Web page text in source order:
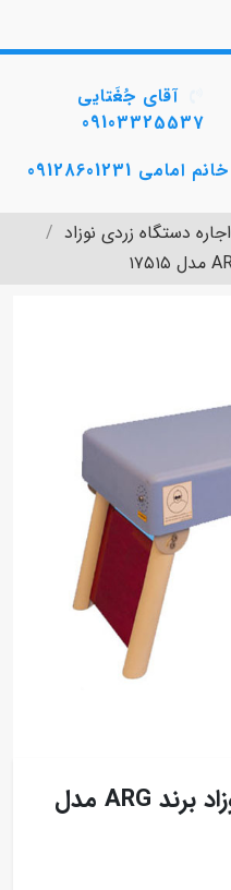
آقای جُغَتایی
09103325537
خانم امامی 09128601231
اجاره دستگاه زردی نوزاد
اجاره دستگاه فتوتراپی نوزاد برند ARG مدل